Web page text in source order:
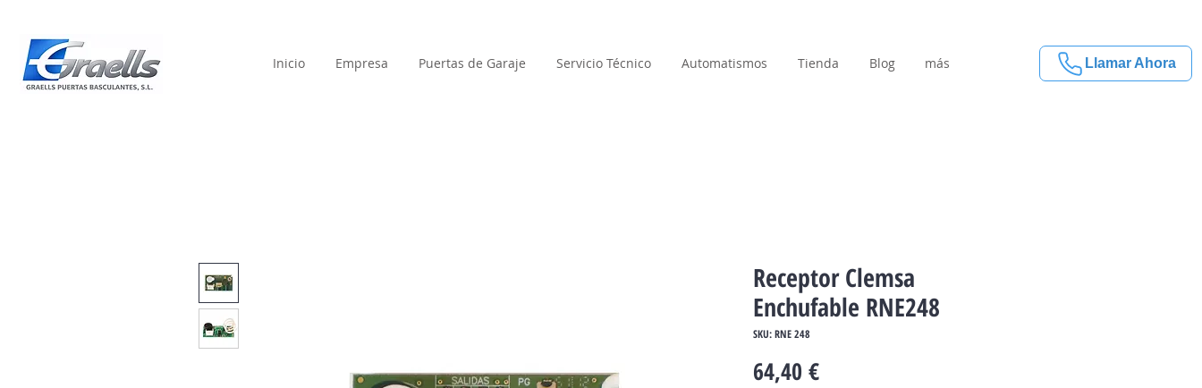
Inicio Empresa Puertas de Garaje Servicio Técnico Automatismos Tienda Blog más Llamar Ahora
Receptor Clemsa
Enchufable RNE248
SKU: RNE 248
64,40 €Precio